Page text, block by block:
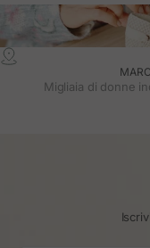
Migliaia di donne